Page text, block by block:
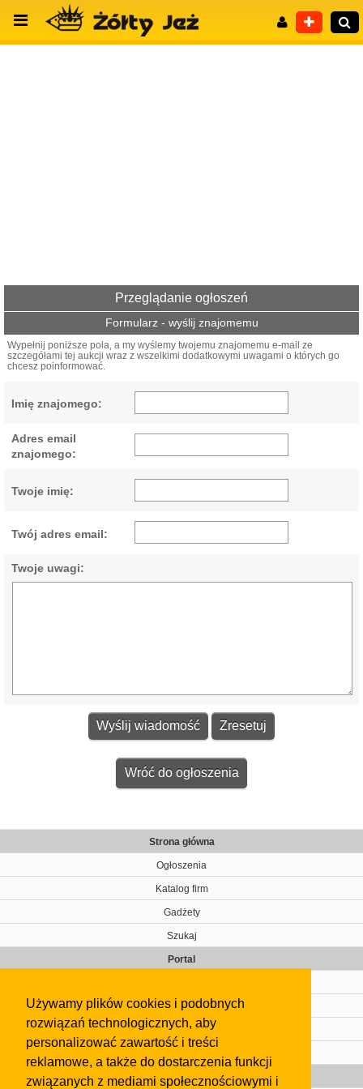
Używamy plików cookies i podobnych
rozwiązań technologicznych, aby
personalizować zawartość i treści
reklamowe, a także do dostarczenia funkcji
związanych z mediami społecznościowymi i
Przeglądanie ogłoszeń
Formularz - wyślij znajomemu
Wypełnij poniższe pola, a my wyślemy twojemu znajomemu e-mail ze
szczegółami tej aukcji wraz z wszelkimi dodatkowymi uwagami o których go
chcesz poinformować.
Imię znajomego:
Adres email
znajomego:
Twoje imię:
Twój adres email:
Twoje uwagi:
Wróć do ogłoszenia
Strona główna
Ogłoszenia
Katalog firm
Gadżety
Szukaj
Portal
Kontakt
Regulamin
Gazeta